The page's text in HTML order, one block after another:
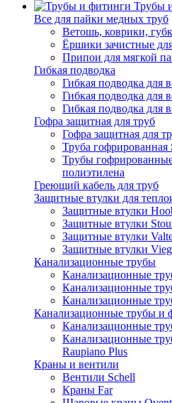
Трубы
Все для пайки медных труб
Ветошь, коврики,
Ёршики зачистные
Припои для мягкой
Гибкая подводка
Гибкая подводка для
Гибкая подводка для
Гибкая подводка для
Гофра защитная для труб
Гофра защитная для
Труба
Трубы
полиэтилена
Греющий кабель для труб
Защитные втулки для
Защитные втулки
Защитные втулки
Защитные втулки
Защитные втулки
Канализационные трубы
Канализационные
Канализационные
Канализационные
Канализационные трубы и
Канализационные
Канализационные
Raupiano Plus
Краны и вентили
Вентили Schell
Краны Far